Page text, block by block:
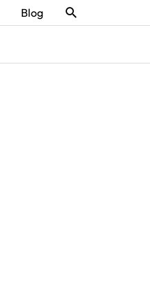
Blog Tìm
kiếm